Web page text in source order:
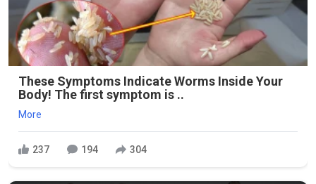
These Symptoms Indicate Worms Inside Your
Body! The first symptom is ..
More
237 194 304